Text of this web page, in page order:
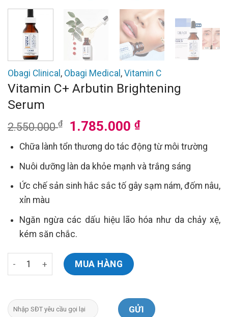
Obagi Clinical , Obagi Medical , Vitamin C
Vitamin C+ Arbutin Brightening
Serum
2.550.000₫
Giá
gốc
là:
2.550.000 ₫.
1.785.000₫Giá
tại
là:
1.785.000 ₫.
Chữa lành tổn thương do tác động từ môi trường
Nuôi dưỡng làn da khỏe mạnh và trắng sáng
Ức chế sản sinh hắc sắc tố gây sạm nám, đốm nâu,
xỉn màu
Ngăn ngừa các dấu hiệu lão hóa như da chảy xệ,
kém săn chắc.
Vitamin C+ Arbutin Brightening Serum số lượng
MUA HÀNG